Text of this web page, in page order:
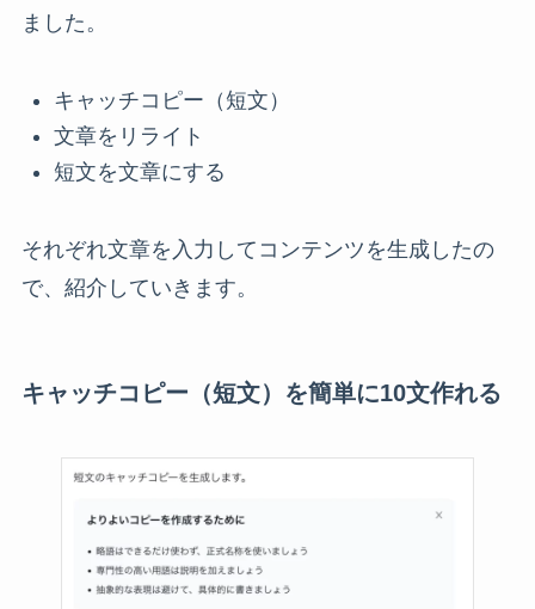
ました。
キャッチコピー（短文）
文章をリライト
短文を文章にする
それぞれ文章を入力してコンテンツを生成したの
で、紹介していきます。
キャッチコピー（短文）を簡単に10文作れる